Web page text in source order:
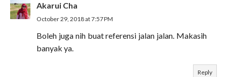
Akarui Cha
October 29, 2018 at 7:57 PM
Boleh juga nih buat referensi jalan jalan. Makasih
banyak ya.
Reply